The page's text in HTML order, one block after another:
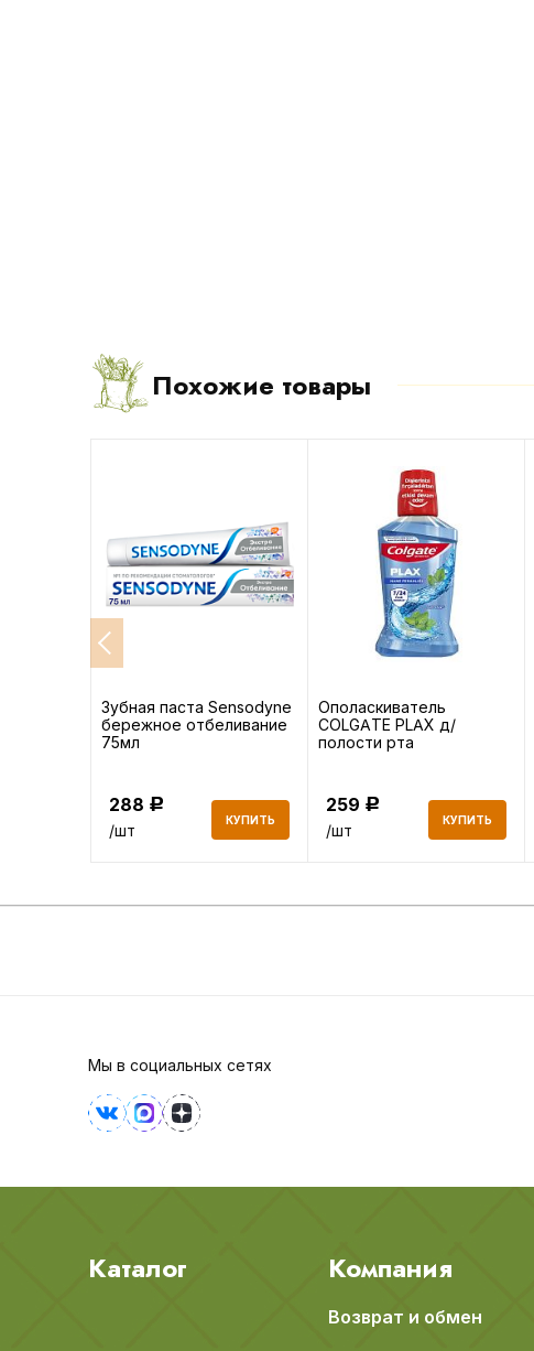
Похожие товары
Зубная паста Sensodyne
бережное отбеливание
75мл
288 Р
/шт
КУПИТЬ
Ополаскиватель
COLGATE PLAX д/
полости рта
259 Р
/шт
КУПИТЬ
Мы в социальных сетях
Каталог Компания
Возврат и обмен